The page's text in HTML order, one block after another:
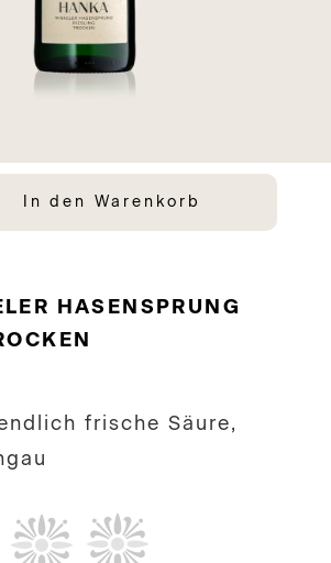
HASENSPRUNG
frische Säure,
In den Warenkorb